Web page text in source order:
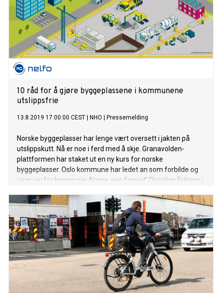
10 råd for å gjøre byggeplassene i kommunene
utslippsfrie
13.8.2019 17:00:00 CEST NHO Pressemelding
Norske byggeplasser har lenge vært oversett i jakten på
utslippskutt. Nå er noe i ferd med å skje. Granavolden-
plattformen har staket ut en ny kurs for norske
byggeplasser. Oslo kommune har ledet an som forbilde og
viser vei for kommune-Norge, sier fagsjef Christian Eriksen i